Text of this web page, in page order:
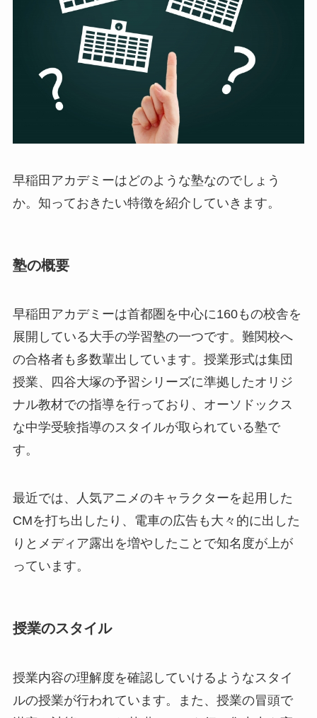
早稲田アカデミーはどのような塾なのでしょう
か。知っておきたい特徴を紹介していきます。
塾の概要
早稲田アカデミーは首都圏を中心に160もの校舎を
展開している大手の学習塾の一つです。難関校へ
の合格者も多数輩出しています。授業形式は集団
授業、四谷大塚の予習シリーズに準拠したオリジ
ナル教材での指導を行っており、オーソドックス
な中学受験指導のスタイルが取られている塾で
す。
最近では、人気アニメのキャラクターを起用した
CMを打ち出したり、電車の広告も大々的に出した
りとメディア露出を増やしたことで知名度が上が
っています。
授業のスタイル
授業内容の理解度を確認していけるようなスタイ
ルの授業が行われています。また、授業の冒頭で